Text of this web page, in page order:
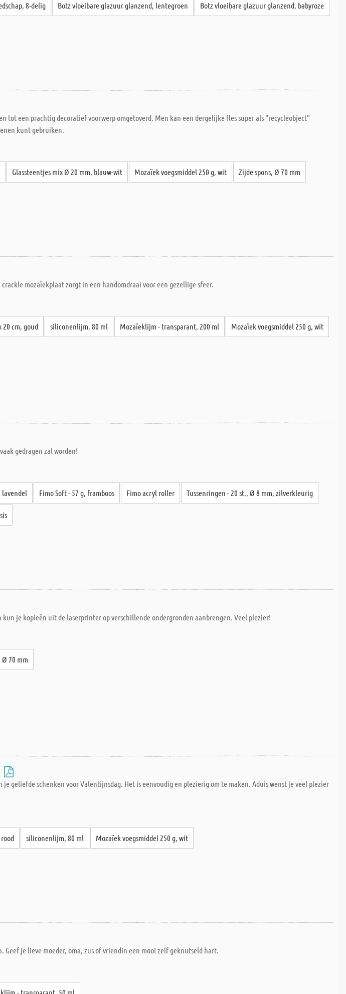
8-delig Botz vloeibare glazuur glanzend, lentegroen Botz vloeibare glazuur glanzend, babyroze
tot een prachtig decoratief voorwerp omgetoverd. Men kan een dergelijke fles super als “recycleobject”
kunt gebruiken.
Glassteentjes mix Ø 20 mm, blauw-wit Mozaïek voegsmiddel 250 g, wit Zijde spons, Ø 70 mm
mozaïekplaat zorgt in een handomdraai voor een gezellige sfeer.
20 cm, goud siliconenlijm, 80 ml Mozaïeklijm - transparant, 200 ml Mozaïek voegsmiddel 250 g, wit
gedragen zal worden!
lavendel Fimo Soft - 57 g, framboos Fimo acryl roller Tussenringen - 20 st., Ø 8 mm, zilverkleurig
je kopieën uit de laserprinter op verschillende ondergronden aanbrengen. Veel plezier!
Ø 70 mm
geliefde schenken voor Valentijnsdag. Het is eenvoudig en plezierig om te maken. Aduis wenst je veel plezier
siliconenlijm, 80 ml Mozaïek voegsmiddel 250 g, wit
je lieve moeder, oma, zus of vriendin een mooi zelf geknutseld hart.